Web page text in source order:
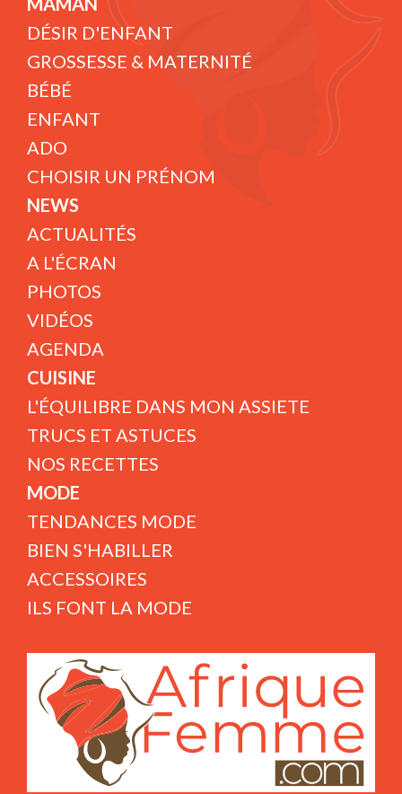
DÉSIR D'ENFANT
GROSSESSE & MATERNITÉ
BÉBÉ
ENFANT
ADO
CHOISIR UN PRÉNOM
NEWS
ACTUALITÉS
A L'ÉCRAN
PHOTOS
VIDÉOS
AGENDA
CUISINE
L'ÉQUILIBRE DANS MON ASSIETE
TRUCS ET ASTUCES
NOS RECETTES
MODE
TENDANCES MODE
BIEN S'HABILLER
ACCESSOIRES
ILS FONT LA MODE